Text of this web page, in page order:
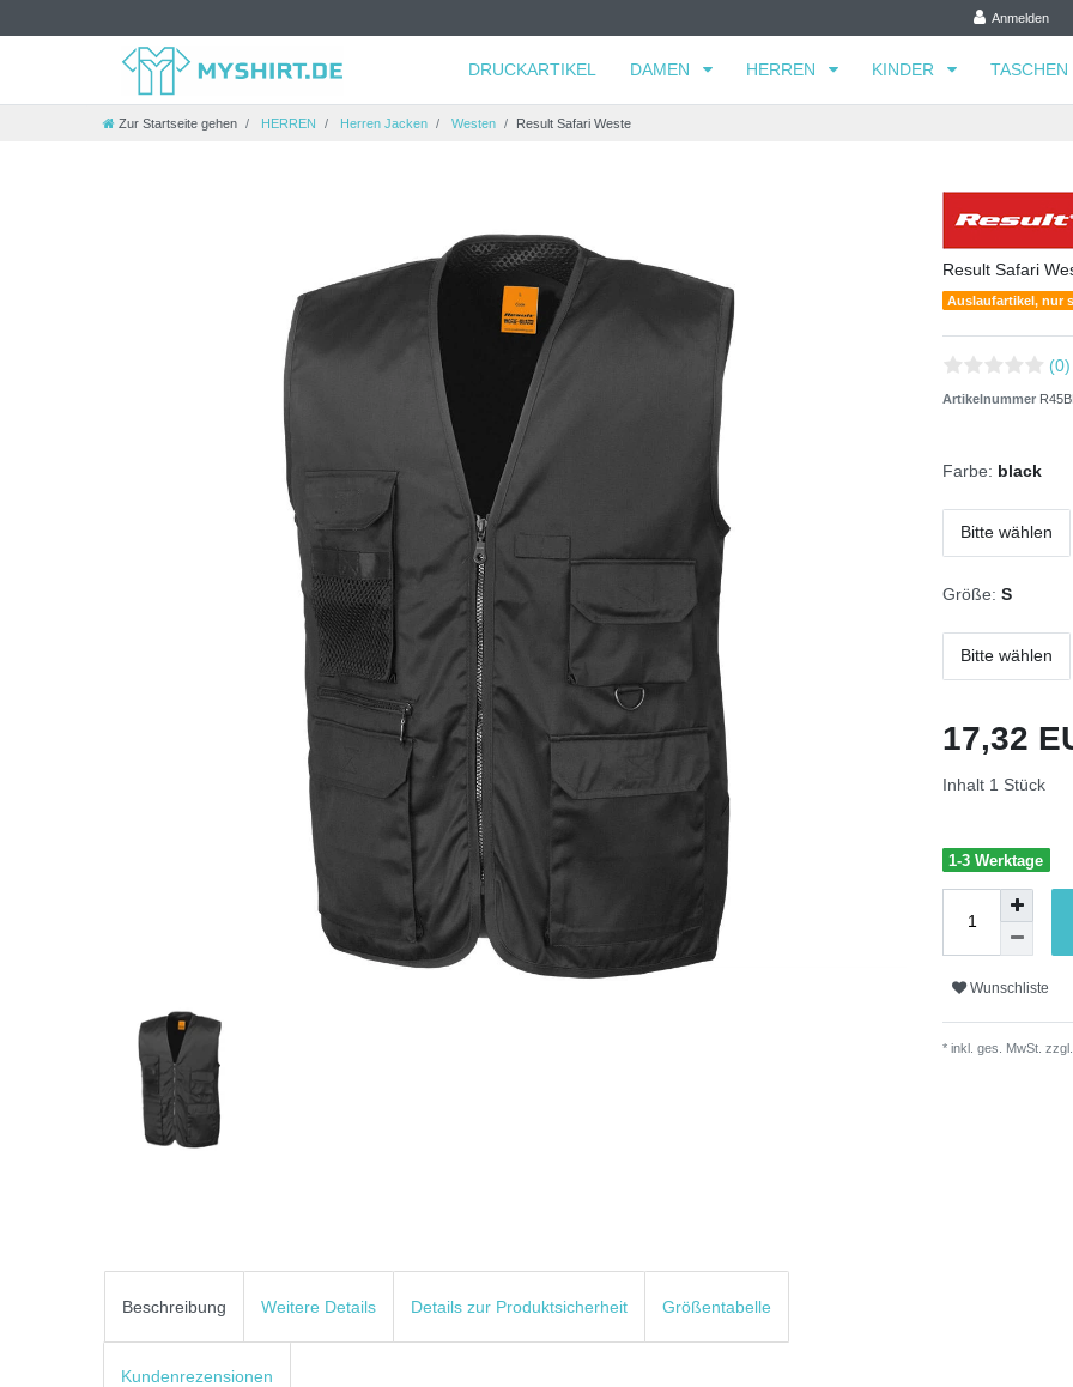
Anmelden
DRUCKARTIKEL DAMEN HERREN KINDER TASCHEN
Zur Startseite gehen HERREN Herren Jacken Westen Result Safari Weste
Result Safari
Auslaufartikel, nur
(0)
Artikelnummer
Farbe: black
Bitte wählen
Größe: S
Bitte wählen
17,32
Inhalt 1 Stück
1-3 Werktage
Wunschliste
* inkl. ges. MwSt. zzgl.
Beschreibung Weitere Details Details zur Produktsicherheit Größentabelle
Kundenrezensionen